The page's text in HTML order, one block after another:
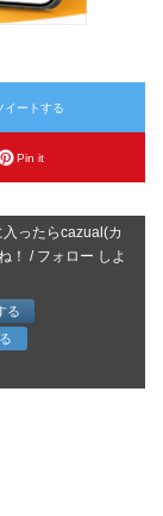
イートする
Pin it
ったらcazual(カ
！ / フォロー しよ
る